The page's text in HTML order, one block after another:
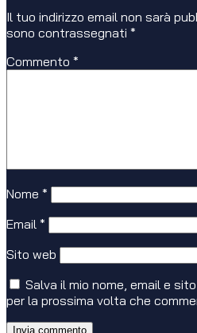
Il tuo indirizzo email non sarà
sono contrassegnati *
Commento *
Nome *
Email *
Sito web
Salva il mio nome, email e
per la prossima volta che